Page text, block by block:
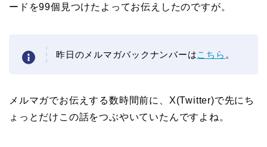
ードを99個見つけたよってお伝えしたのですが。
昨日のメルマガバックナンバーはこちら 。
メルマガでお伝えする数時間前に、X(Twitter)で先にち
ょっとだけこの話をつぶやいていたんですよね。